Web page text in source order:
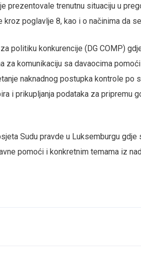
prezentovale trenutnu situaciju u
poglavlje 8, kao i o načinima da
politiku konkurencije (DG COMP)
za komunikaciju sa davaocima
naknadnog postupka kontrole po
i prikupljanja podataka za pripremu
Sudu pravde u Luksemburgu
pomoći i konkretnim temama iz